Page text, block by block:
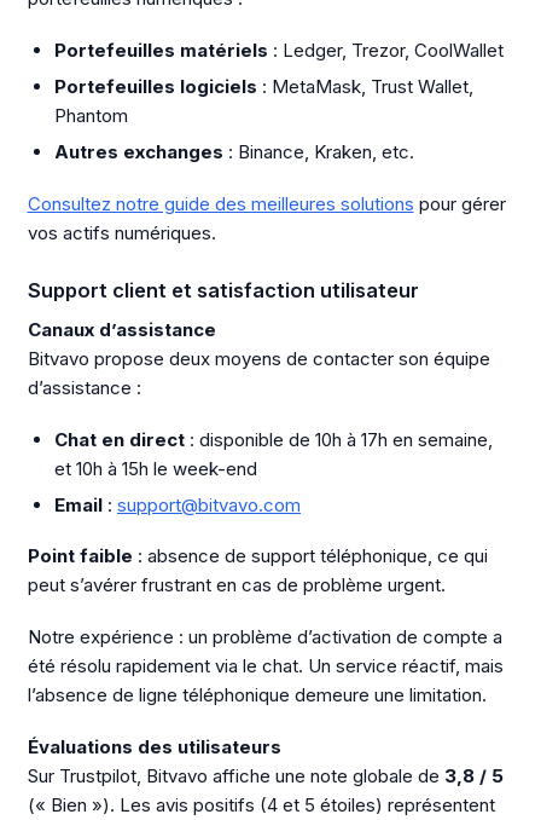
Portefeuilles matériels : Ledger, Trezor, CoolWallet
Portefeuilles logiciels : MetaMask, Trust Wallet,
Phantom
Autres exchanges : Binance, Kraken, etc.
Consultez notre guide des meilleures solutions pour gérer
vos actifs numériques.
Support client et satisfaction utilisateur
Canaux d’assistance
Bitvavo propose deux moyens de contacter son équipe
d’assistance :
Chat en direct : disponible de 10h à 17h en semaine,
et 10h à 15h le week-end
Email : support@bitvavo.com
Point faible : absence de support téléphonique, ce qui
peut s’avérer frustrant en cas de problème urgent.
Notre expérience : un problème d’activation de compte a
été résolu rapidement via le chat. Un service réactif, mais
l’absence de ligne téléphonique demeure une limitation.
Évaluations des utilisateurs
Sur Trustpilot, Bitvavo affiche une note globale de 3,8 / 5
(« Bien »). Les avis positifs (4 et 5 étoiles) représentent